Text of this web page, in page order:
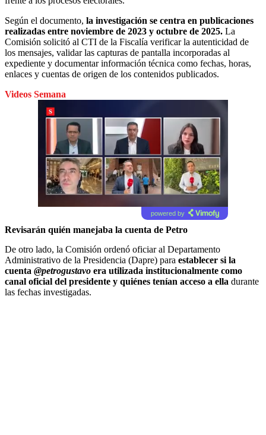
Según el documento, la investigación se centra en publicaciones
realizadas entre noviembre de 2023 y octubre de 2025. La
Comisión solicitó al CTI de la Fiscalía verificar la autenticidad de
los mensajes, validar las capturas de pantalla incorporadas al
expediente y documentar información técnica como fechas, horas,
enlaces y cuentas de origen de los contenidos publicados.
Videos Semana
powered by
Revisarán quién manejaba la cuenta de Petro
De otro lado, la Comisión ordenó oficiar al Departamento
Administrativo de la Presidencia (Dapre) para establecer si la
cuenta @petrogustavo era utilizada institucionalmente como
canal oficial del presidente y quiénes tenían acceso a ella durante
las fechas investigadas.